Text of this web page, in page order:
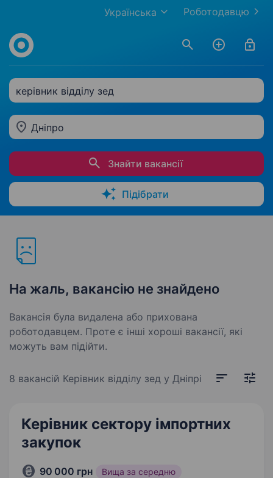
Роботодавцю
Українська
керівник відділу зед
Дніпро
Знайти вакансії
Підібрати
На жаль, вакансію не знайдено
Вакансія була видалена або прихована
роботодавцем. Проте є інші хороші вакансії, які
можуть вам підійти.
8 вакансій Керівник відділу зед у Дніпрі
Керівник сектору імпортних
закупок
90 000 грн Вища за середню